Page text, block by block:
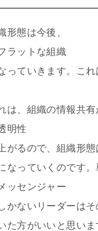
形態は今後、
ラットな組織
っていきます。こ
は、組織の情報共
明性
がるので、組織形
なっていくのです。
ッセンジャー
かないリーダーは
た方がいいと思い